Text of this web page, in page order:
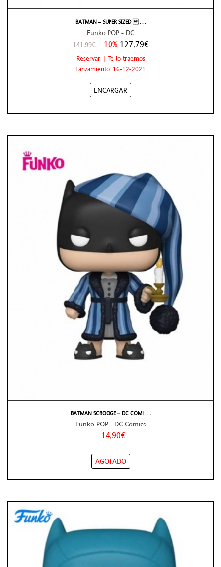
BATMAN – SUPER SIZED  . . .
Funko POP - DC
141,99€ -10% 127,79€
Reservar | Te lo traemos
Lanzamiento: 16-12-2021
ENCARGAR
BATMAN SCROOGE – DC COMI . . .
Funko POP - DC Comics
14,90€
AGOTADO